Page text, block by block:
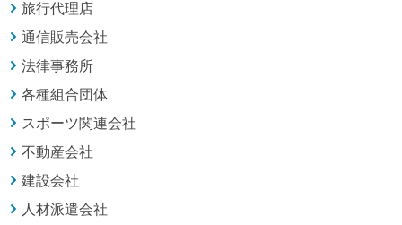
旅行代理店
通信販売会社
法律事務所
各種組合団体
スポーツ関連会社
不動産会社
建設会社
人材派遣会社